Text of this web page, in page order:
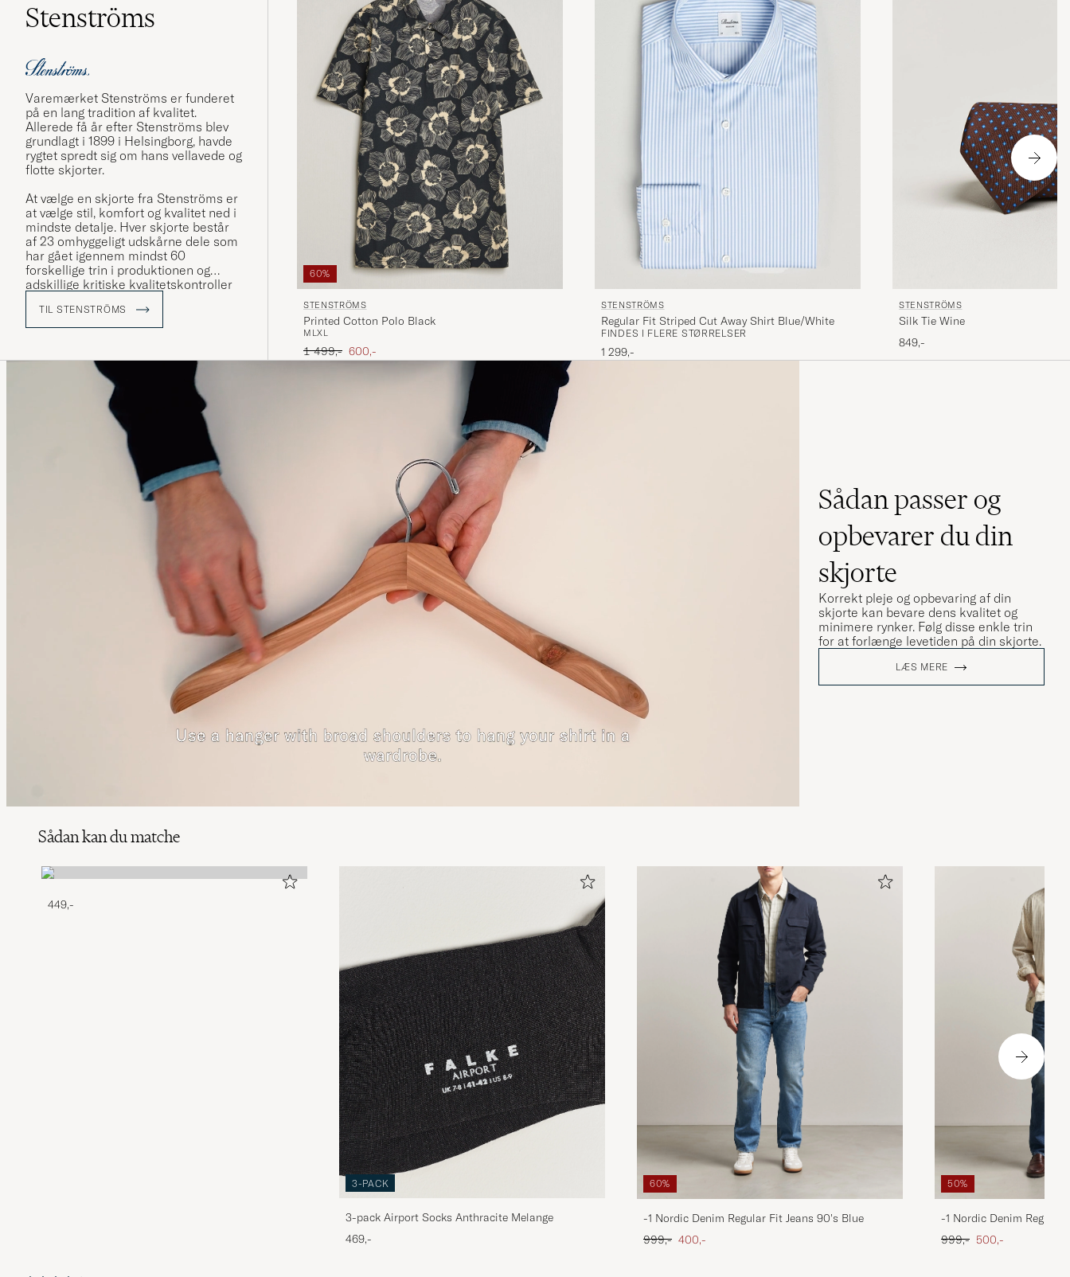
Stenströms
Varemærket Stenströms er funderet
på en lang tradition af kvalitet.
Allerede få år efter Stenströms blev
grundlagt i 1899 i Helsingborg, havde
rygtet spredt sig om hans vellavede og
flotte skjorter.
At vælge en skjorte fra Stenströms er
at vælge stil, komfort og kvalitet ned i
mindste detalje. Hver skjorte består
af 23 omhyggeligt udskårne dele som
har gået igennem mindst 60
forskellige trin i produktionen og
adskillige kritiske kvalitetskontroller
TIL STENSTRÖMS
60%
STENSTRÖMS
Printed Cotton Polo Black
M LXL
Ordinary pris
1 499,- Nedsat pris
600,-
STENSTRÖMS
Regular Fit Striped Cut Away Shirt Blue/White
FINDES I FLERE STØRRELSER
1 299,-
STENSTRÖMS
Silk Tie Wine
849,-
Sådan passer og
opbevarer du din
skjorte
Korrekt pleje og opbevaring af din
skjorte kan bevare dens kvalitet og
minimere rynker. Følg disse enkle trin
for at forlænge levetiden på din skjorte.
LÆS MERE
Sådan kan du matche
449,-
3-PACK
3-pack Airport Socks Anthracite Melange
469,-
60%
-1 Nordic Denim Regular Fit Jeans 90's Blue
Ordinary pris
999,- Nedsat pris
400,-
50%
-1 Nordic Denim Regular
Ordinary pris
999,- Nedsat pris
500,-